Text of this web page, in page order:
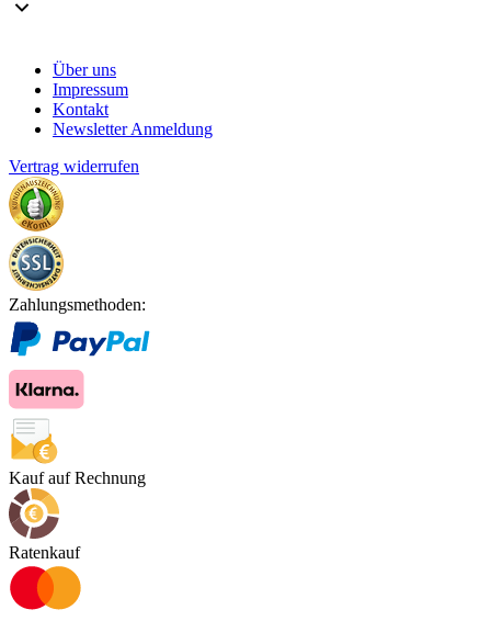
Über uns
Impressum
Kontakt
Newsletter Anmeldung
Vertrag widerrufen
Zahlungsmethoden:
Kauf auf Rechnung
Ratenkauf